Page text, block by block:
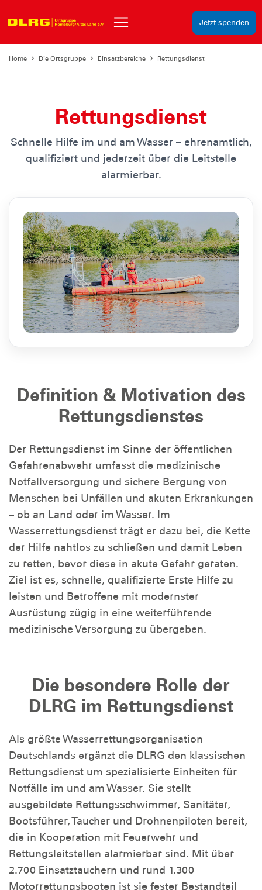
Jetzt spenden
Home Die Ortsgruppe Einsatzbereiche Rettungsdienst
Rettungsdienst
Schnelle Hilfe im und am Wasser – ehrenamtlich,
qualifiziert und jederzeit über die Leitstelle
alarmierbar.
Definition & Motivation des
Rettungsdienstes
Der Rettungsdienst im Sinne der öffentlichen
Gefahrenabwehr umfasst die medizinische
Notfallversorgung und sichere Bergung von
Menschen bei Unfällen und akuten Erkrankungen
– ob an Land oder im Wasser. Im
Wasserrettungsdienst trägt er dazu bei, die Kette
der Hilfe nahtlos zu schließen und damit Leben
zu retten, bevor diese in akute Gefahr geraten.
Ziel ist es, schnelle, qualifizierte Erste Hilfe zu
leisten und Betroffene mit modernster
Ausrüstung zügig in eine weiterführende
medizinische Versorgung zu übergeben.
Die besondere Rolle der
DLRG im Rettungsdienst
Als größte Wasserrettungsorganisation
Deutschlands ergänzt die DLRG den klassischen
Rettungsdienst um spezialisierte Einheiten für
Notfälle im und am Wasser. Sie stellt
ausgebildete Rettungsschwimmer, Sanitäter,
Bootsführer, Taucher und Drohnenpiloten bereit,
die in Kooperation mit Feuerwehr und
Rettungsleitstellen alarmierbar sind. Mit über
2.700 Einsatztauchern und rund 1.300
Motorrettungsbooten ist sie fester Bestandteil